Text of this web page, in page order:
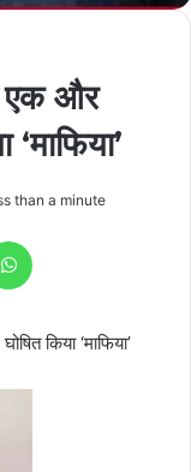
एक और
than a minute
किया ‘माफिया’